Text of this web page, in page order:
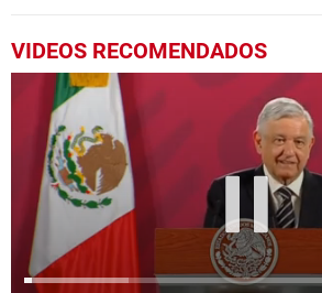
VIDEOS RECOMENDADOS